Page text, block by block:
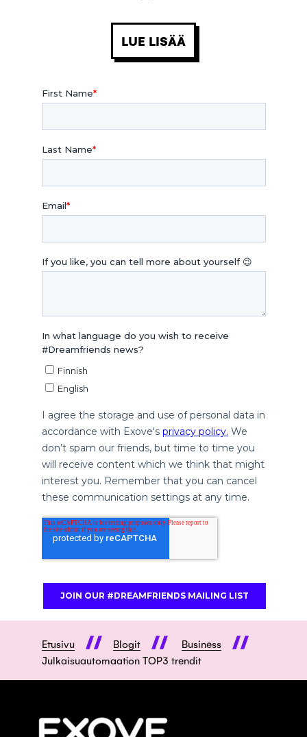
LUE LISÄÄ
Etusivu Blogit
Business
Julkaisuautomaation TOP3 trendit